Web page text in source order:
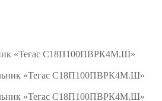
«Тегас С18П100ПВРК4М.Ш»